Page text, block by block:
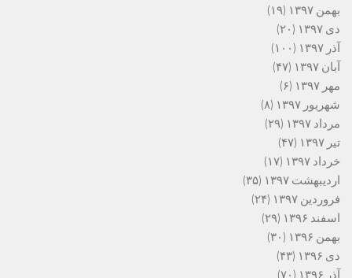
بهمن ۱۳۹۷
(۱۹)
دی ۱۳۹۷
(۲۰)
آذر ۱۳۹۷
(۱۰۰)
آبان ۱۳۹۷
(۴۷)
مهر ۱۳۹۷
(۶)
شهریور ۱۳۹۷
(۸)
مرداد ۱۳۹۷
(۲۹)
تیر ۱۳۹۷
(۴۷)
خرداد ۱۳۹۷
(۱۷)
اردیبهشت ۱۳۹۷
(۳۵)
فروردین ۱۳۹۷
(۲۴)
اسفند ۱۳۹۶
(۲۹)
بهمن ۱۳۹۶
(۳۰)
دی ۱۳۹۶
(۴۳)
آذر ۱۳۹۶
(۷۰)